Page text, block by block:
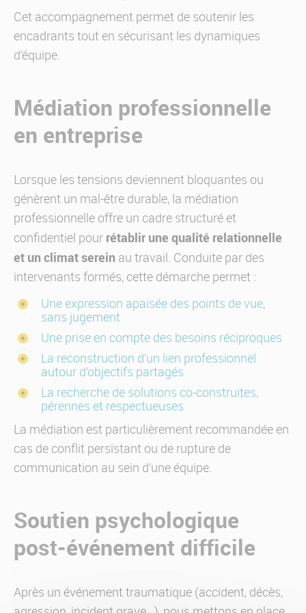
Cet accompagnement permet de soutenir les
encadrants tout en sécurisant les dynamiques
d’équipe.
Médiation professionnelle
en entreprise
Lorsque les tensions deviennent bloquantes ou
génèrent un mal-être durable, la médiation
professionnelle offre un cadre structuré et
confidentiel pour rétablir une qualité relationnelle
et un climat serein au travail. Conduite par des
intervenants formés, cette démarche permet :
Une expression apaisée des points de vue,
sans jugement
Une prise en compte des besoins réciproques
La reconstruction d’un lien professionnel
autour d’objectifs partagés
La recherche de solutions co-construites,
pérennes et respectueuses
La médiation est particulièrement recommandée en
cas de conflit persistant ou de rupture de
communication au sein d’une équipe.
Soutien psychologique
post-événement difficile
Après un événement traumatique (accident, décès,